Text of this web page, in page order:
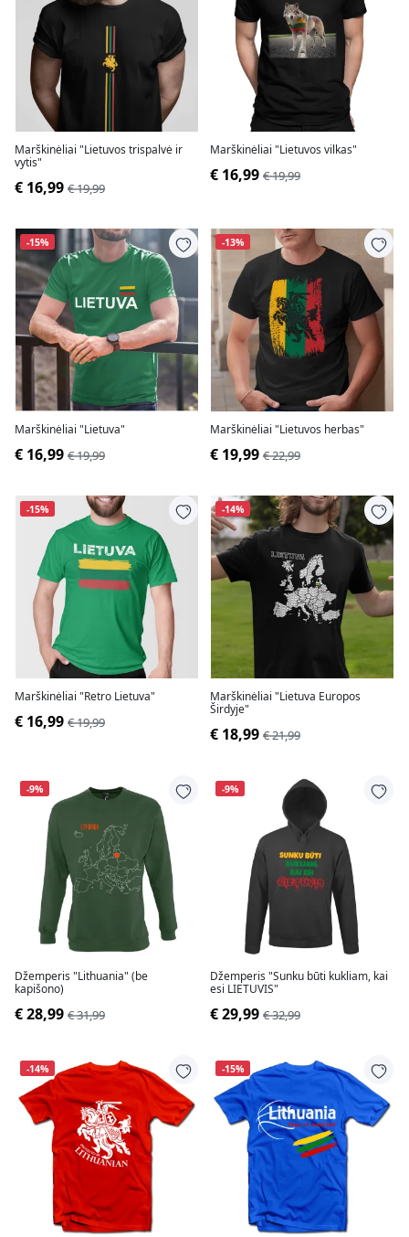
Marškinėliai "Lietuvos trispalvė ir
vytis"
€ 16,99 € 19,99
Marškinėliai "Lietuvos vilkas"
€ 16,99 € 19,99
-15%
Marškinėliai "Lietuva"
€ 16,99 € 19,99
-13%
Marškinėliai "Lietuvos herbas"
€ 19,99 € 22,99
-15%
Marškinėliai "Retro Lietuva"
€ 16,99 € 19,99
-14%
Marškinėliai "Lietuva Europos
Širdyje"
€ 18,99 € 21,99
-9%
Džemperis "Lithuania" (be
kapišono)
€ 28,99 € 31,99
-9%
Džemperis "Sunku būti kukliam, kai
esi LIETUVIS"
€ 29,99 € 32,99
-14% -15%